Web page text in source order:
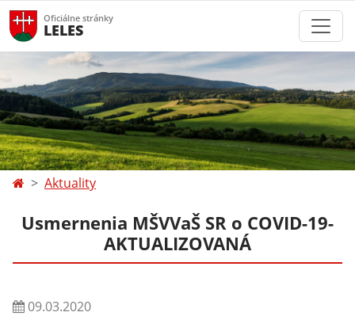
Oficiálne stránky
LELES
Aktuality
Usmernenia MŠVVaŠ SR o COVID-19-
AKTUALIZOVANÁ
09.03.2020